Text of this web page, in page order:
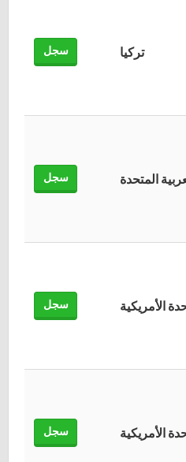
تركيا سجل
المتحدة سجل
الأمريكية سجل
الأمريكية سجل